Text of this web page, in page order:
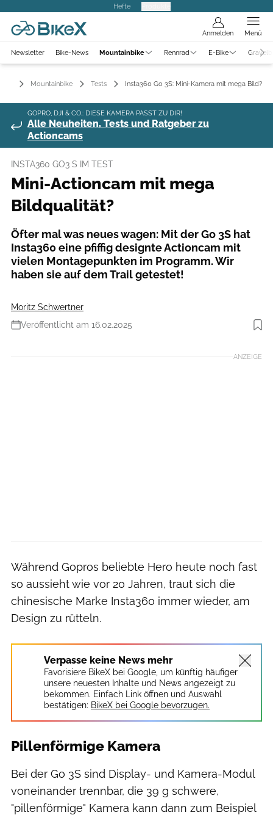
Hefte
Anmelden Menü
Newsletter Bike-News Mountainbike Rennrad E-Bike
Mountainbike Tests Insta360 Go 3S: Mini-Kamera mit mega Bild?
GOPRO, DJI & CO.: DIESE KAMERA PASST ZU DIR!
Alle Neuheiten, Tests und Ratgeber zu
Actioncams
INSTA360 GO3 S IM TEST
Mini-Actioncam mit mega
Bildqualität?
Öfter mal was neues wagen: Mit der Go 3S hat
Insta360 eine pfiffig designte Actioncam mit
vielen Montagepunkten im Programm. Wir
haben sie auf dem Trail getestet!
Moritz Schwertner
Veröffentlicht am 16.02.2025
Foto: Moritz Schwertner // www.moritzschwertner.de
ANZEIGE
Während Gopros beliebte Hero heute noch fast
so aussieht wie vor 20 Jahren, traut sich die
chinesische Marke Insta360 immer wieder, am
Design zu rütteln.
Verpasse keine News mehr
Favorisiere BikeX bei Google, um künftig häufiger
unsere neuesten Inhalte und News angezeigt zu
bekommen. Einfach Link öffnen und Auswahl
bestätigen: BikeX bei Google bevorzugen.
Pillenförmige Kamera
Bei der Go 3S sind Display- und Kamera-Modul
voneinander trennbar, die 39 g schwere,
"pillenförmige" Kamera kann dann zum Beispiel